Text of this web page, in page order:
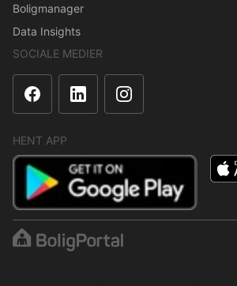
Boligmanager
Data Insights
SOCIALE MEDIER
HENT APP